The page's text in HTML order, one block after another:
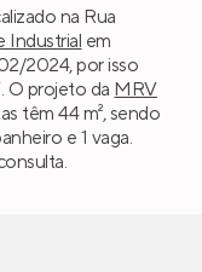
na Rua
Industrial em
2024, por isso
O projeto da MRV
têm 44 m², sendo
e 1 vaga.